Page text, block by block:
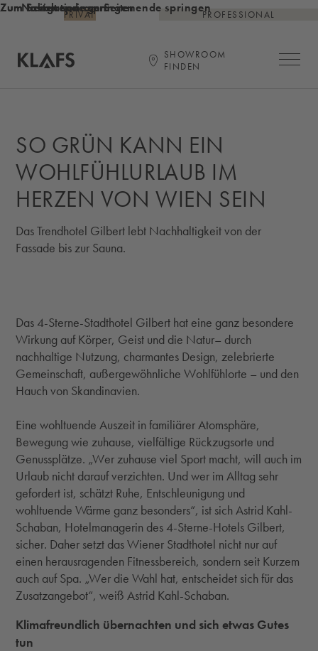
Zum Inhalt springen
Zum Seitenende springen
Zur Navigation am Seitenende springen
PRIVAT PROFESSIONAL
SHOWROOM
FINDEN
SO GRÜN KANN EIN
WOHLFÜHLURLAUB IM
HERZEN VON WIEN SEIN
Das Trendhotel Gilbert lebt Nachhaltigkeit von der
Fassade bis zur Sauna.
Das 4-Sterne-Stadthotel Gilbert hat eine ganz besondere
Wirkung auf Körper, Geist und die Natur– durch
nachhaltige Nutzung, charmantes Design, zelebrierte
Gemeinschaft, außergewöhnliche Wohlfühlorte – und den
Hauch von Skandinavien.
Eine wohltuende Auszeit in familiärer Atomsphäre,
Bewegung wie zuhause, vielfältige Rückzugsorte und
Genussplätze. „Wer zuhause viel Sport macht, will auch im
Urlaub nicht darauf verzichten. Und wer im Alltag sehr
gefordert ist, schätzt Ruhe, Entschleunigung und
wohltuende Wärme ganz besonders“, ist sich Astrid Kahl-
Schaban, Hotelmanagerin des 4-Sterne-Hotels Gilbert,
sicher. Daher setzt das Wiener Stadthotel nicht nur auf
einen herausragenden Fitnessbereich, sondern seit Kurzem
auch auf Spa. „Wer die Wahl hat, entscheidet sich für das
Zusatzangebot“, weiß Astrid Kahl-Schaban.
Klimafreundlich übernachten und sich etwas Gutes
tun